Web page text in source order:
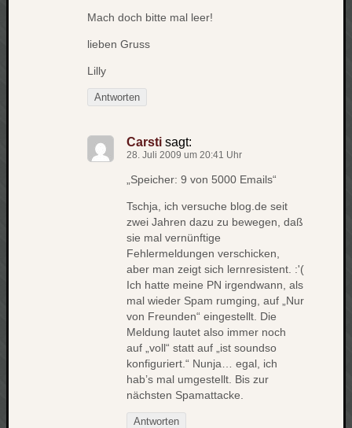
Mach doch bitte mal leer!
lieben Gruss
Lilly
Antworten
Carsti sagt:
28. Juli 2009 um 20:41 Uhr
„Speicher: 9 von 5000 Emails“
Tschja, ich versuche blog.de seit
zwei Jahren dazu zu bewegen, daß
sie mal vernünftige
Fehlermeldungen verschicken,
aber man zeigt sich lernresistent. :'(
Ich hatte meine PN irgendwann, als
mal wieder Spam rumging, auf „Nur
von Freunden“ eingestellt. Die
Meldung lautet also immer noch
auf „voll“ statt auf „ist soundso
konfiguriert.“ Nunja… egal, ich
hab’s mal umgestellt. Bis zur
nächsten Spamattacke.
Antworten